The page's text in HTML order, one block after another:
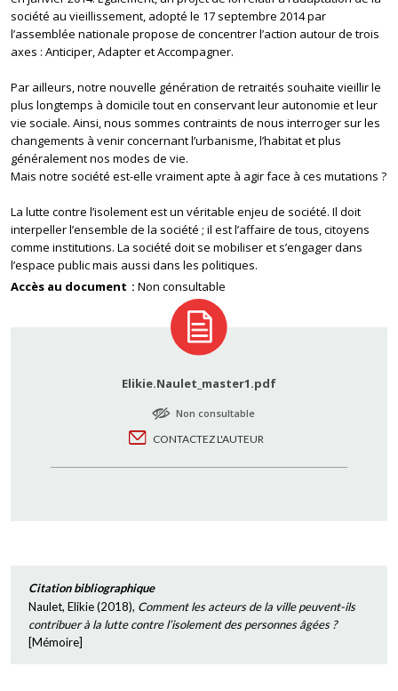
société au vieillissement, adopté le 17 septembre 2014 par
l’assemblée nationale propose de concentrer l’action autour de trois
axes : Anticiper, Adapter et Accompagner.
Par ailleurs, notre nouvelle génération de retraités souhaite vieillir le
plus longtemps à domicile tout en conservant leur autonomie et leur
vie sociale. Ainsi, nous sommes contraints de nous interroger sur les
changements à venir concernant l’urbanisme, l’habitat et plus
généralement nos modes de vie.
Mais notre société est-elle vraiment apte à agir face à ces mutations ?
La lutte contre l’isolement est un véritable enjeu de société. Il doit
interpeller l’ensemble de la société ; il est l’affaire de tous, citoyens
comme institutions. La société doit se mobiliser et s’engager dans
l’espace public mais aussi dans les politiques.
Accès au document
Non consultable
Elikie.Naulet_master1.pdf
Non consultable
CONTACTEZ L'AUTEUR
Citation bibliographique
Naulet, Elikie(2018), Comment les acteurs de la ville peuvent-ils
contribuer à la lutte contre l’isolement des personnes âgées ?
[Mémoire]